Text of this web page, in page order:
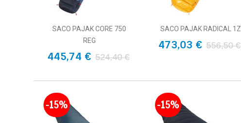
SACO PAJAK CORE 750
REG
445,74 € 524,40 €
SACO PAJAK RADICAL 1Z
473,03 € 556,50 €
-15% -15%